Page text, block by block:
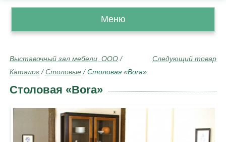
Меню
Следующий товар
Выставочный зал мебели, ООО /
Каталог /Столовые /Столовая «Bora»
Столовая «Bora»